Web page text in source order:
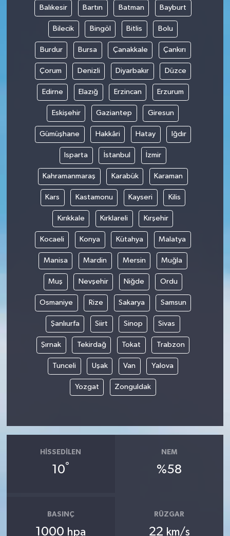
Balıkesir Bartın Batman Bayburt
Bilecik Bingöl Bitlis Bolu
Burdur Bursa Çanakkale Çankırı
Çorum Denizli Diyarbakır Düzce
Edirne Elazığ Erzincan Erzurum
Eskişehir Gaziantep Giresun
Gümüşhane Hakkâri Hatay Iğdır
Isparta İstanbul İzmir
Kahramanmaraş Karabük Karaman
Kars Kastamonu Kayseri Kilis
Kırıkkale Kırklareli Kırşehir
Kocaeli Konya Kütahya Malatya
Manisa Mardin Mersin Muğla
Muş Nevşehir Niğde Ordu
Osmaniye Rize Sakarya Samsun
Şanlıurfa Siirt Sinop Sivas
Şırnak Tekirdağ Tokat Trabzon
Tunceli Uşak Van Yalova
Yozgat Zonguldak
HISSEDILEN
10°
NEM
%58
BASINÇ
1000 hpa
RÜZGAR
22 km/s